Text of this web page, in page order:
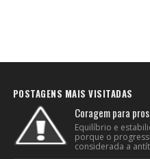
POSTAGENS MAIS VISITADAS
Coragem para
Equilíbrio e
porque o
considerada a